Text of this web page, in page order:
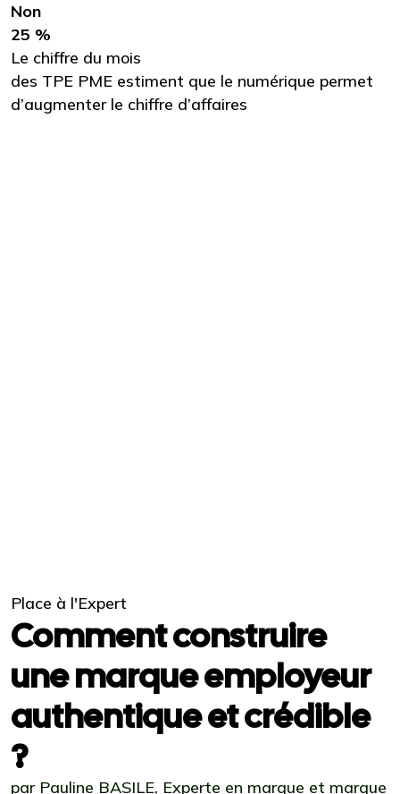
Non
25 %
Le chiffre du mois
des TPE PME estiment que le numérique permet
d’augmenter le chiffre d’affaires
Place à l'Expert
Comment construire
une marque employeur
authentique et crédible
?
par Pauline BASILE, Experte en marque et marque